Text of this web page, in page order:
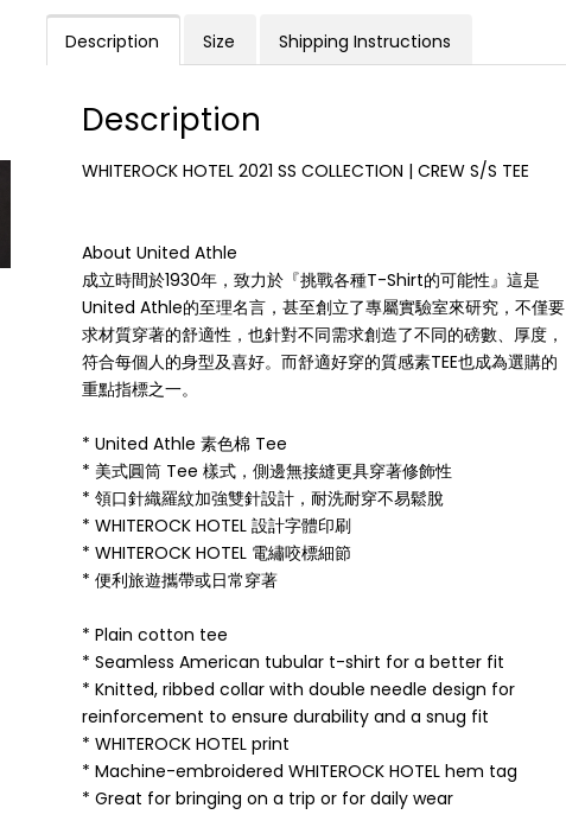
Description Size Shipping Instructions
Description
WHITEROCK HOTEL 2021 SS COLLECTION | CREW S/S TEE
About United Athle
成立時間於1930年，致力於『挑戰各種T-Shirt的可能性』這是
United Athle的至理名言，甚至創立了專屬實驗室來研究，不僅要
求材質穿著的舒適性，也針對不同需求創造了不同的磅數、厚度，
符合每個人的身型及喜好。而舒適好穿的質感素TEE也成為選購的
重點指標之一。
* United Athle 素色棉 Tee
* 美式圓筒 Tee 樣式，側邊無接縫更具穿著修飾性
* 領口針織羅紋加強雙針設計，耐洗耐穿不易鬆脫
* WHITEROCK HOTEL 設計字體印刷
* WHITEROCK HOTEL 電繡咬標細節
* 便利旅遊攜帶或日常穿著
* Plain cotton tee
* Seamless American tubular t-shirt for a better fit
* Knitted, ribbed collar with double needle design for
reinforcement to ensure durability and a snug fit
* WHITEROCK HOTEL print
* Machine-embroidered WHITEROCK HOTEL hem tag
* Great for bringing on a trip or for daily wear